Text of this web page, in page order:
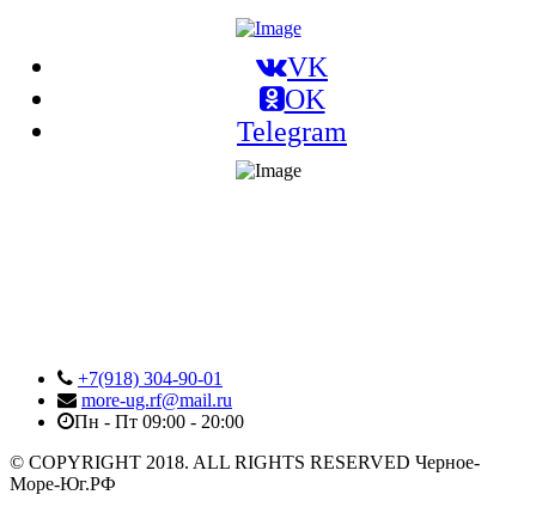
VK
OK
Telegram
+7(918) 304-90-01
more-ug.rf@mail.ru
Пн - Пт 09:00 - 20:00
© COPYRIGHT 2018. ALL RIGHTS RESERVED Черное-
Море-Юг.РФ